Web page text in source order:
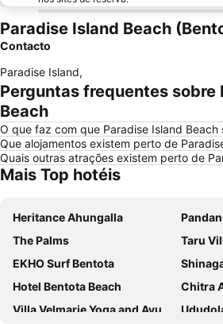
Paradise Island Beach
Contacto
Paradise Island,
Perguntas frequentes sobre
Beach
O que faz com que Paradise Island Beach
Que alojamentos existem perto de
Quais outras atrações existem perto de
Mais Top hotéis
Heritance Ahungalla
The Palms
Taru
EKHO Surf Bentota
Hotel Bentota Beach
Chitra
Villa Velmarie Yoga and Ayurveda house all inclusive